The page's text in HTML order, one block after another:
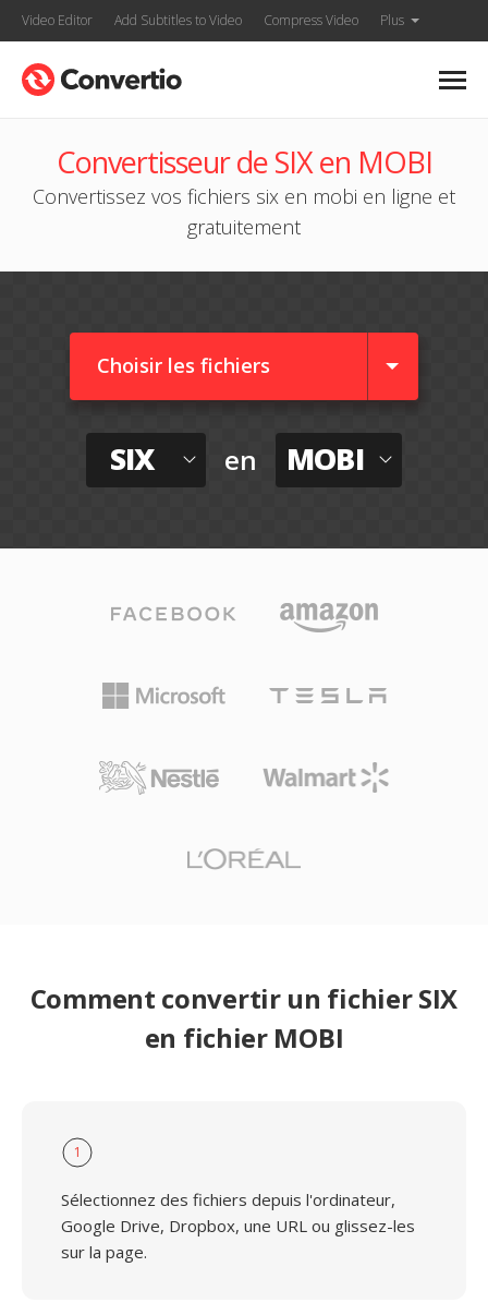
Video Editor Add Subtitles to Video Compress Video Plus
Convertisseur de SIX en MOBI
Convertissez vos fichiers six en mobi en ligne et
gratuitement
Choisir les fichiers
SIX en MOBI
Comment convertir un fichier SIX
en fichier MOBI
1
Sélectionnez des fichiers depuis l'ordinateur,
Google Drive, Dropbox, une URL ou glissez-les
sur la page.